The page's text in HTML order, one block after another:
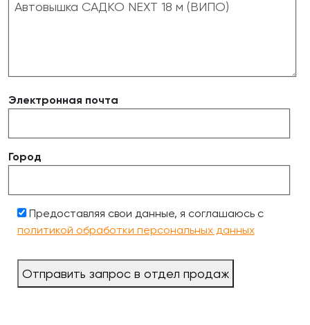
Электронная почта
Город
Предоставляя свои данные, я соглашаюсь с
политикой обработки персональных данных
Отправить запрос в отдел продаж